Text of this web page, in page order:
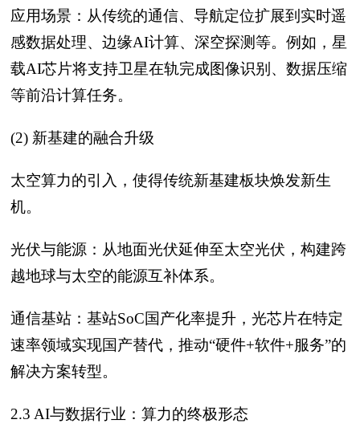
应用场景：从传统的通信、导航定位扩展到实时遥
感数据处理、边缘AI计算、深空探测等。例如，星
载AI芯片将支持卫星在轨完成图像识别、数据压缩
等前沿计算任务。
(2) 新基建的融合升级
太空算力的引入，使得传统新基建板块焕发新生
机。
光伏与能源：从地面光伏延伸至太空光伏，构建跨
越地球与太空的能源互补体系。
通信基站：基站SoC国产化率提升，光芯片在特定
速率领域实现国产替代，推动“硬件+软件+服务”的
解决方案转型。
2.3 AI与数据行业：算力的终极形态